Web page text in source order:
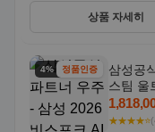
상품 자세히
4% 할인정품인증
삼성공
스팀 울
레이지
★★★★⭐